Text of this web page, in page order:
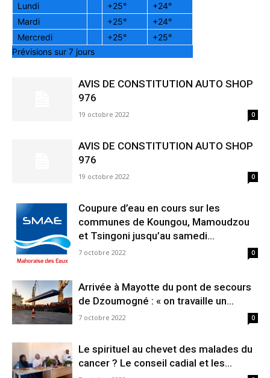
Lundi
+25° +24°
Mardi
+25° +24°
Mercredi
+25° +25°
Prévisions sur 7 jours
AVIS DE CONSTITUTION AUTO SHOP
976
19 octobre 2022 0
AVIS DE CONSTITUTION AUTO SHOP
976
19 octobre 2022 0
Coupure d’eau en cours sur les
communes de Koungou, Mamoudzou
et Tsingoni jusqu’au samedi...
7 octobre 2022 0
Arrivée à Mayotte du pont de secours
de Dzoumogné : « on travaille un...
7 octobre 2022 0
Le spirituel au chevet des malades du
cancer ? Le conseil cadial et les...